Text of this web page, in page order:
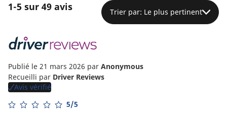
1-5 sur 49 avis Trier par: Le plus pertinent
Publié le 21 mars 2026 par Anonymous
Recueilli par Driver Reviews
Avis vérifié
5/5